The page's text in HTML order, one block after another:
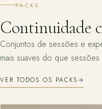
PACKS
Continuidade
Conjuntos de sessões e
mais suaves do que sessões
VER TODOS OS PACKS→